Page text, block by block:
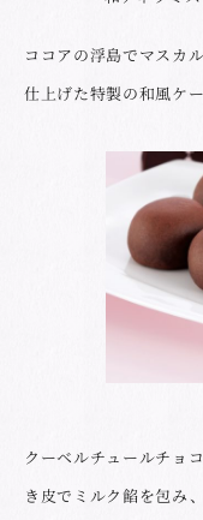
ココアの浮島でマスカ
仕上げた特製の和風ケー
クーベルチュールチョ
き皮でミルク餡を包み